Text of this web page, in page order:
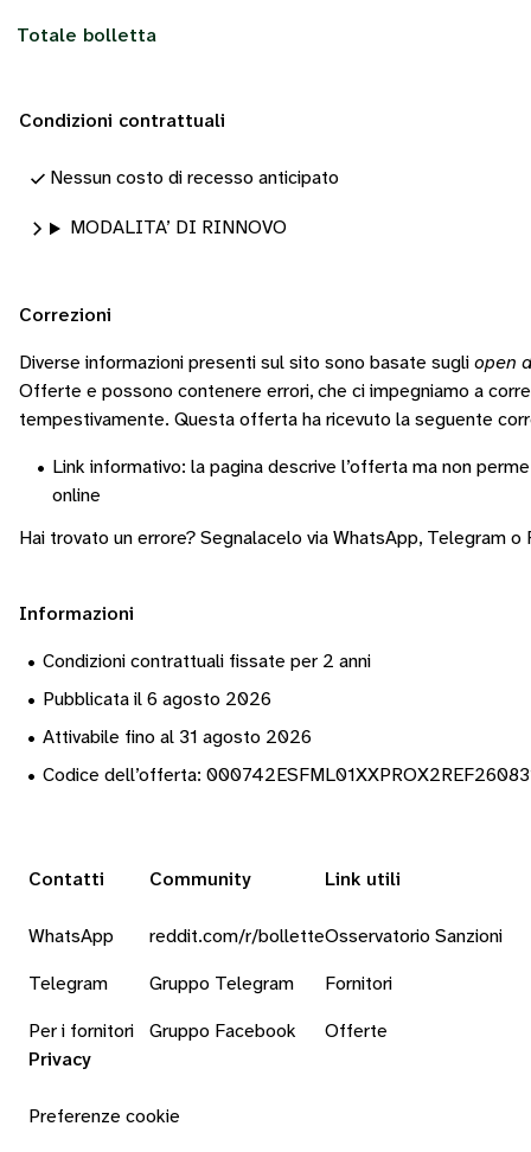
Totale bolletta
Condizioni contrattuali
Nessun costo di recesso anticipato
MODALITA’ DI RINNOVO
Correzioni
Diverse informazioni presenti sul sito sono basate sugli open
Offerte e possono contenere errori, che ci impegniamo a
tempestivamente. Questa offerta ha ricevuto la seguente
• Link informativo: la pagina descrive l’offerta ma non
online
Hai trovato un errore? Segnalacelo via WhatsApp, Telegram o
Informazioni
• Condizioni contrattuali fissate per 2 anni
• Pubblicata il 6 agosto 2026
• Attivabile fino al 31 agosto 2026
• Codice dell’offerta:
Contatti
WhatsApp
Telegram
Per i fornitori
Community
reddit.com/r/bollette
Gruppo Telegram
Gruppo Facebook
Link utili
Osservatorio Sanzioni
Fornitori
Offerte
Privacy
Preferenze cookie